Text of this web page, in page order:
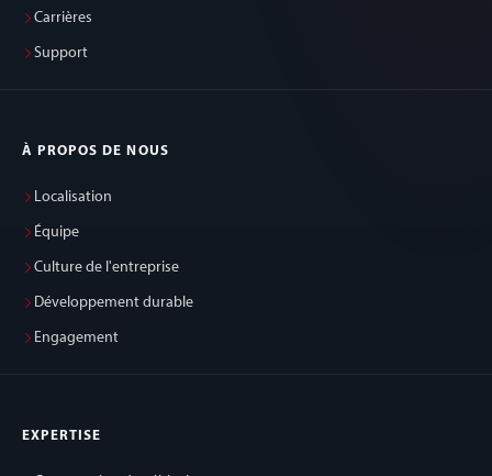
Carrières
Support
À PROPOS DE NOUS
Localisation
Équipe
Culture de l'entreprise
Développement durable
Engagement
EXPERTISE